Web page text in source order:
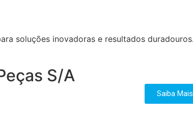
soluções inovadoras e resultados duradouros.
S/A
Saiba Mais